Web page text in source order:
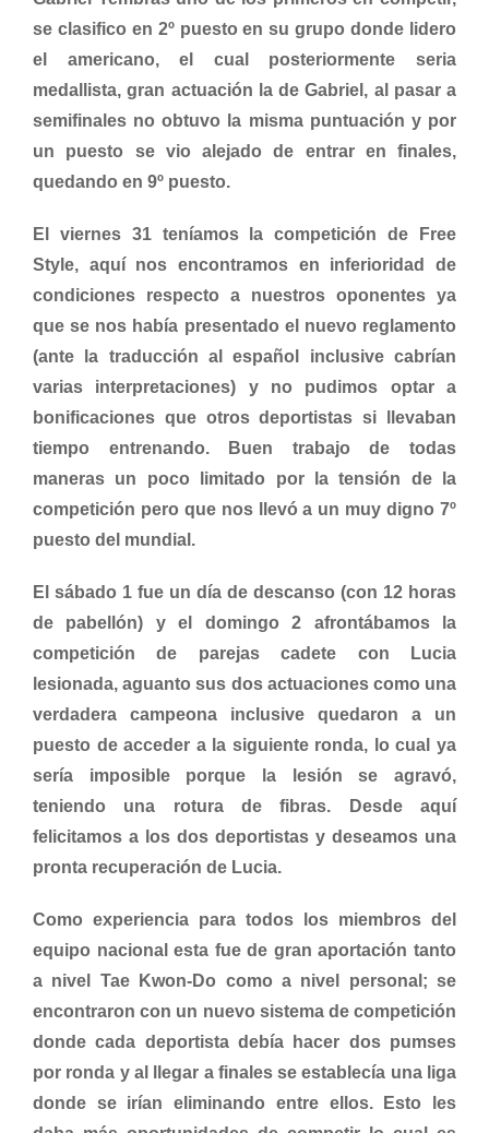
se clasifico en 2º puesto en su grupo donde lidero
el americano, el cual posteriormente seria
medallista, gran actuación la de Gabriel, al pasar a
semifinales no obtuvo la misma puntuación y por
un puesto se vio alejado de entrar en finales,
quedando en 9º puesto.
El viernes 31 teníamos la competición de Free
Style, aquí nos encontramos en inferioridad de
condiciones respecto a nuestros oponentes ya
que se nos había presentado el nuevo reglamento
(ante la traducción al español inclusive cabrían
varias interpretaciones) y no pudimos optar a
bonificaciones que otros deportistas si llevaban
tiempo entrenando. Buen trabajo de todas
maneras un poco limitado por la tensión de la
competición pero que nos llevó a un muy digno 7º
puesto del mundial.
El sábado 1 fue un día de descanso (con 12 horas
de pabellón) y el domingo 2 afrontábamos la
competición de parejas cadete con Lucia
lesionada, aguanto sus dos actuaciones como una
verdadera campeona inclusive quedaron a un
puesto de acceder a la siguiente ronda, lo cual ya
sería imposible porque la lesión se agravó,
teniendo una rotura de fibras. Desde aquí
felicitamos a los dos deportistas y deseamos una
pronta recuperación de Lucia.
Como experiencia para todos los miembros del
equipo nacional esta fue de gran aportación tanto
a nivel Tae Kwon-Do como a nivel personal; se
encontraron con un nuevo sistema de competición
donde cada deportista debía hacer dos pumses
por ronda y al llegar a finales se establecía una liga
donde se irían eliminando entre ellos. Esto les